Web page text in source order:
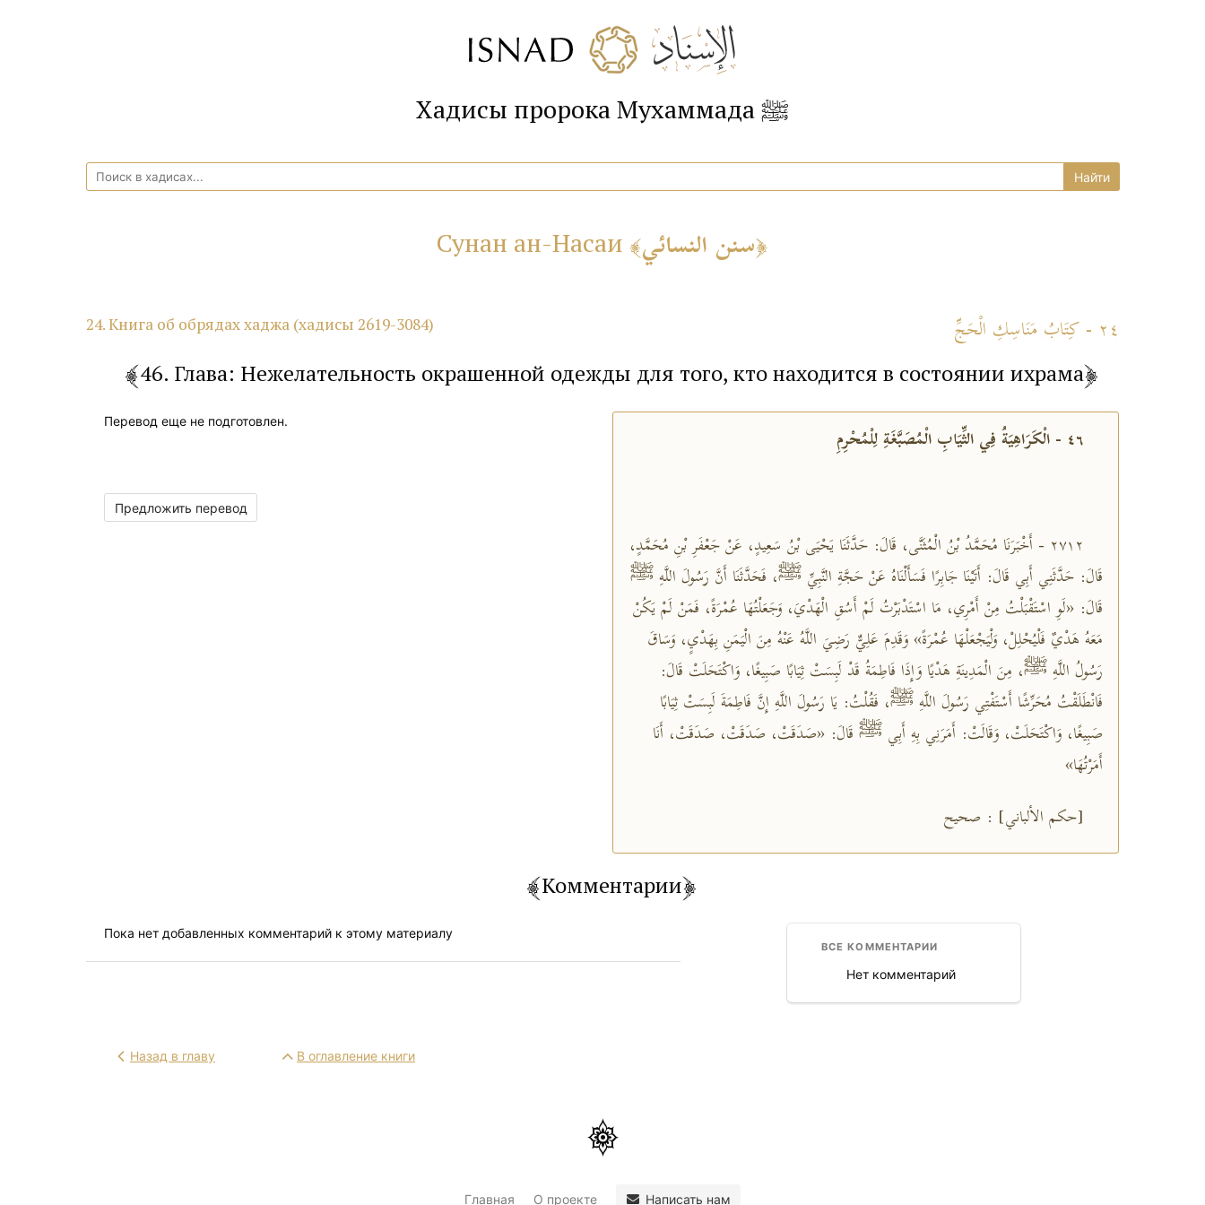
Хадисы пророка Мухаммада ﷺ
Сунан ан-Насаи سنن النسائي
24. Книга об обрядах хаджа (хадисы 2619-3084) ٢٤ - كِتَابُ مَنَاسِكِ الْحَجِّ
46. Глава: Нежелательность окрашенной одежды для того, кто находится в состоянии ихрама
Перевод еще не подготовлен.
Предложить перевод
٤٦ - الْكَرَاهِيَةُ فِي الثِّيَابِ الْمُصَبَّغَةِ لِلْمُحْرِمِ
٢٧١٢ - أَخْبَرَنَا مُحَمَّدُ بْنُ الْمُثَنَّى، قَالَ: حَدَّثَنَا يَحْيَى بْنُ سَعِيدٍ، عَنْ جَعْفَرِ بْنِ مُحَمَّدٍ،
قَالَ: حَدَّثَنِي أَبِي قَالَ: أَتَيْنَا جَابِرًا فَسَأَلْنَاهُ عَنْ حَجَّةِ النَّبِيِّ ﷺ، فَحَدَّثَنَا أَنَّ رَسُولَ اللَّهِ ﷺ
قَالَ: «لَوِ اسْتَقْبَلْتُ مِنْ أَمْرِي، مَا اسْتَدْبَرْتُ لَمْ أَسُقِ الْهَدْيَ، وَجَعَلْتُهَا عُمْرَةً، فَمَنْ لَمْ يَكُنْ
مَعَهُ هَدْيٌ فَلْيُحْلِلْ، وَلْيَجْعَلْهَا عُمْرَةً» وَقَدِمَ عَلِيٌّ رَضِيَ اللَّهُ عَنْهُ مِنَ الْيَمَنِ بِهَدْيٍ، وَسَاقَ
رَسُولُ اللَّهِ ﷺ، مِنَ الْمَدِينَةِ هَدْيًا وَإِذَا فَاطِمَةُ قَدْ لَبِسَتْ ثِيَابًا صَبِيغًا، وَاكْتَحَلَتْ قَالَ:
فَانْطَلَقْتُ مُحَرِّشًا أَسْتَفْتِي رَسُولَ اللَّهِ ﷺ، فَقُلْتُ: يَا رَسُولَ اللَّهِ إِنَّ فَاطِمَةَ لَبِسَتْ ثِيَابًا
صَبِيغًا، وَاكْتَحَلَتْ، وَقَالَتْ: أَمَرَنِي بِهِ أَبِي ﷺ قَالَ: «صَدَقَتْ، صَدَقَتْ، صَدَقَتْ، أَنَا
أَمَرْتُهَا»
[حكم الألباني] : صحيح
Комментарии
Пока нет добавленных комментарий к этому материалу
ВСЕ КОММЕНТАРИИ
Нет комментарий
Назад в главу В оглавление книги
Главная О проекте Написать нам